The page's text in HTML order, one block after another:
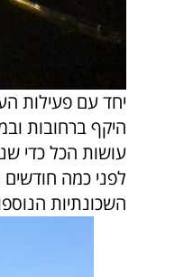
יחד עם פעילות
היקף ברחובות
עושות הכל כדי
לפני כמה
השכונתיות